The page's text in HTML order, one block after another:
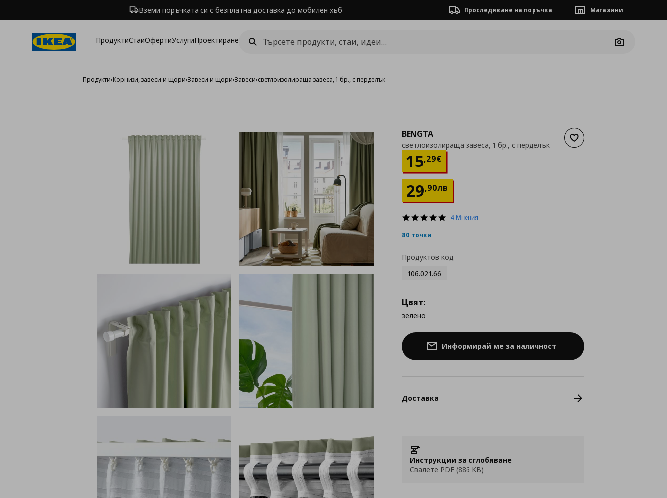
Вземи поръчката си с безплатна доставка до мобилен хъб Проследяване на поръчка Магазини
ПродуктиСтаиОфертиУслугиПроектиране
Camera
Продукти›Корнизи, завеси и щори›Завеси и щори›Завеси›светлоизолираща завеса, 1 бр., с перделък
Добави към списъка с
BENGTA
светлоизолираща завеса, 1 бр., с перделък
15,29€
Цена
29,90лв
5.04 Мнения
80 точки
Продуктов код
106.021.66
Цвят:
зелено
Информирай ме за наличност
Доставка
Инструкции за сглобяване
Свалете PDF (886 KB)